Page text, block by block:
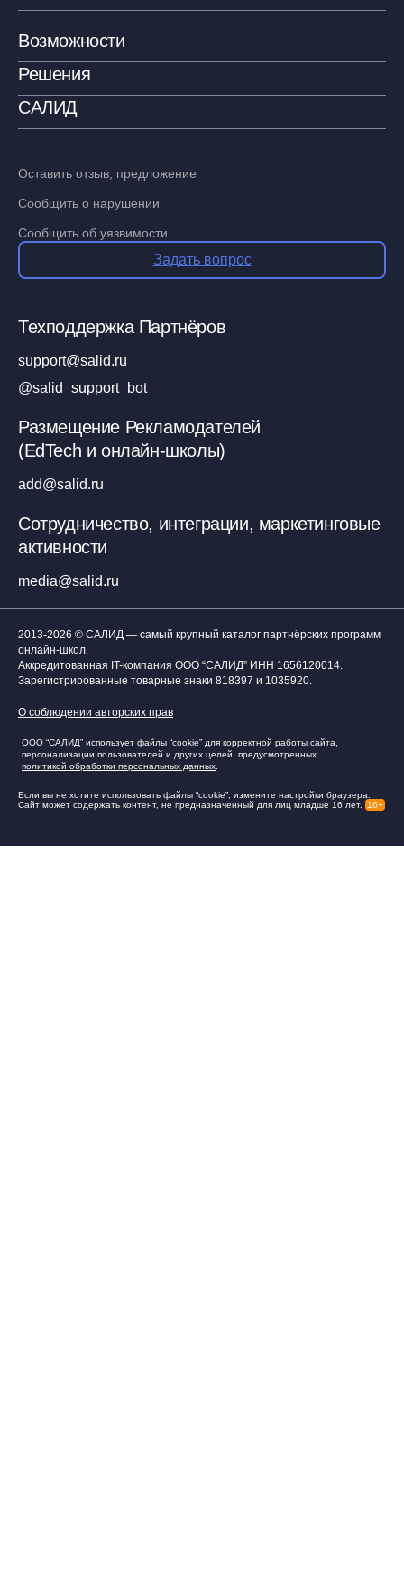
Возможности
Решения
САЛИД
Оставить отзыв, предложение
Сообщить о нарушении
Сообщить об уязвимости
Задать вопрос
Техподдержка Партнёров
support@salid.ru
@salid_support_bot
Размещение Рекламодателей
(EdTech и онлайн-школы)
add@salid.ru
Сотрудничество, интеграции, маркетинговые
активности
media@salid.ru
2013-2026 © САЛИД — самый крупный каталог партнёрских программ
онлайн-школ.
Аккредитованная IT-компания ООО “САЛИД” ИНН 1656120014.
Зарегистрированные товарные знаки 818397 и 1035920.
О соблюдении авторских прав
ООО “САЛИД” использует файлы “cookie” для корректной работы сайта,
персонализации пользователей и других целей, предусмотренных
политикой обработки персональных данных
Если вы не хотите использовать файлы “cookie”, измените настройки браузера.
Сайт может содержать контент, не предназначенный для лиц младше 16 лет.
16+